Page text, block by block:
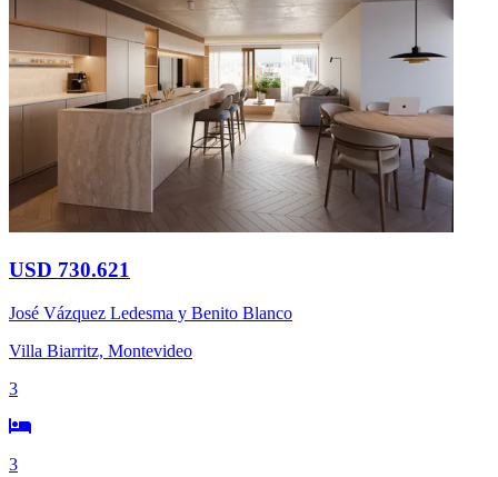
USD 730.621
José Vázquez Ledesma y Benito Blanco
Villa Biarritz, Montevideo
3
3